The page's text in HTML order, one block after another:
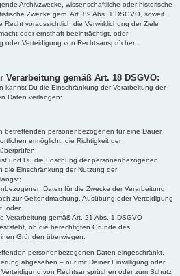
Archivzwecke, wissenschaftliche oder historische
Zwecke gem. Art. 89 Abs. 1 DSGVO, soweit
voraussichtlich die Verwirklichung der Ziele
oder ernsthaft beeinträchtigt, oder
oder Verteidigung von Rechtsansprüchen.
Verarbeitung gemäß Art. 18 DSGVO:
kannst Du die Einschränkung der Verarbeitung der
Daten verlangen:
betreffenden personenbezogenen für eine Dauer
ermöglicht, die Richtigkeit der
und Du die Löschung der personenbezogenen
die Einschränkung der Nutzung der
Daten für die Zwecke der Verarbeitung
zur Geltendmachung, Ausübung oder Verteidigung
oder
Verarbeitung gemäß Art. 21 Abs. 1 DSGVO
ob die berechtigten Gründe des
Gründen überwiegen.
personenbezogenen Daten eingeschränkt,
abgesehen – nur mit Deiner Einwilligung oder
von Rechtsansprüchen oder zum Schutz